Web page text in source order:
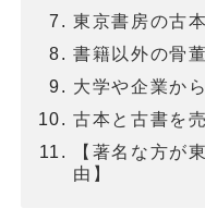
東京書房の古
書籍以外の骨
大学や企業か
古本と古書を
【著名な方が
由】